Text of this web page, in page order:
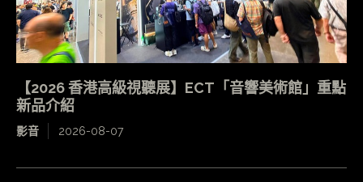
【2026 香港高級視聽展】ECT「音響美術館」重點
新品介紹
影音 2026-08-07